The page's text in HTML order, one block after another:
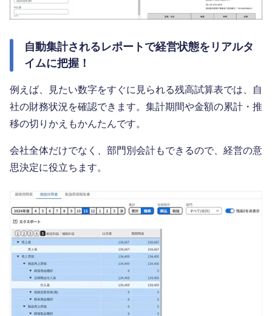
自動集計されるレポートで経営状態をリアルタ
イムに把握！
例えば、見たい数字をすぐに見られる残高試算表では、自
社の財務状況を確認できます。集計期間や金額の累計・推
移の切りかえもかんたんです。
会社全体だけでなく、部門別会計もできるので、経営の意
思決定に役立ちます。